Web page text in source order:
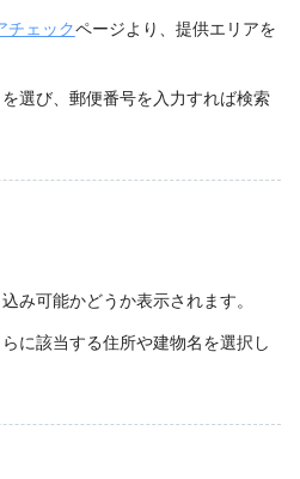
チェックページより、提供エリアを
を選び、郵便番号を入力すれば検索
み可能かどうか表示されます。
に該当する住所や建物名を選択し